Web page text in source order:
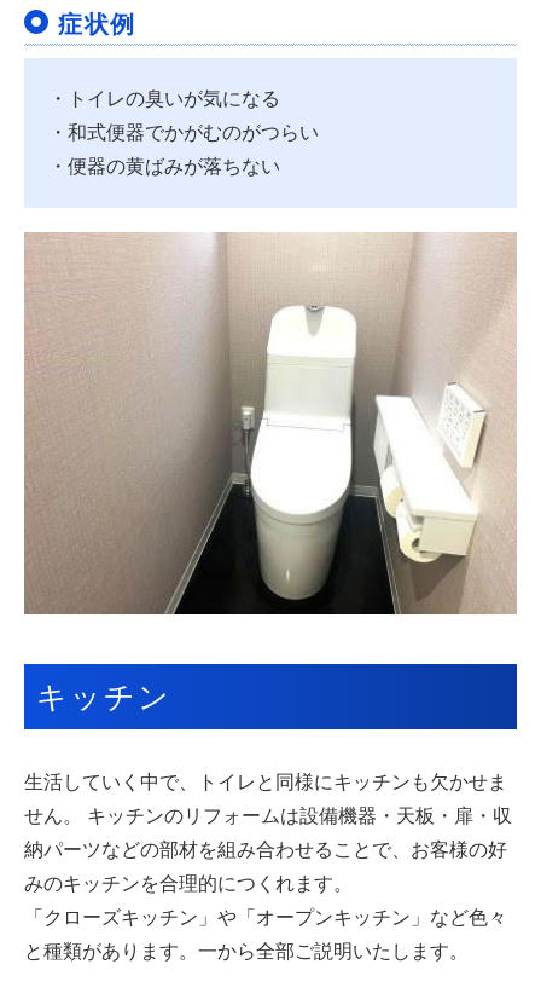
症状例
・トイレの臭いが気になる
・和式便器でかがむのがつらい
・便器の黄ばみが落ちない
キッチン
生活していく中で、トイレと同様にキッチンも欠かせま
せん。
キッチンのリフォームは設備機器・天板・扉・収
納パーツなどの部材を組み合わせることで、お客様の好
みのキッチンを合理的につくれます。
「クローズキッチン」や「オープンキッチン」など色々
と種類があります。一から全部ご説明いたします。